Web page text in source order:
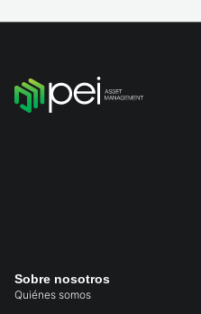
Sobre nosotros
Quiénes somos